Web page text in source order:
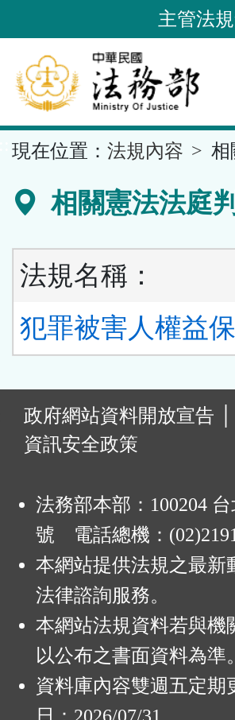
到
要
內
容
區
主管法
現在位置： 法規內容 相
相關憲法法庭
法規名稱：
犯罪被害人權益
政府網站資料開放宣告
資訊安全政策
法務部本部：100204
號 電話總機：
本網站提供法規之最新
法律諮詢服務。
本網站法規資料若與機
以公布之書面資料為準。
資料庫內容雙週五定